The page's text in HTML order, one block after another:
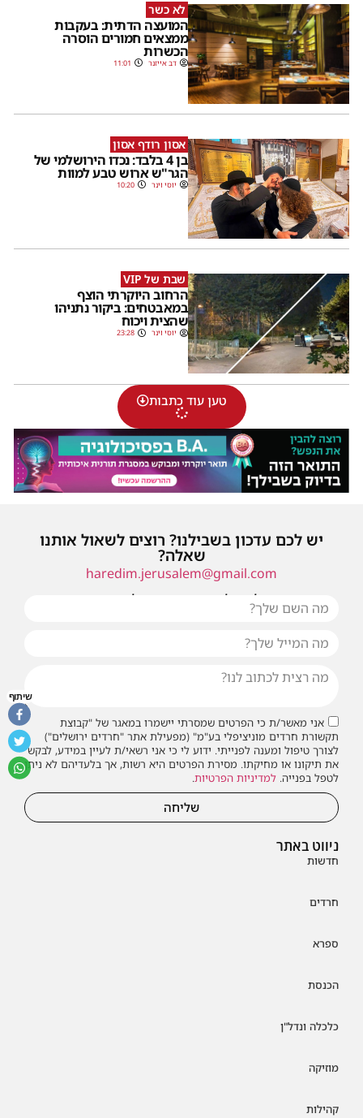
לא כשר
המועצה הדתית: בעקבות
ממצאים חמורים הוסרה
הכשרות
דב אייזנר 11:01
אסון רודף אסון
בן 4 בלבד: נכדו הירושלמי של
הגר"ש ארוש טבע למוות
יוסי וינר 10:20
שבת של VIP
הרחוב היוקרתי הוצף
במאבטחים: ביקור נתניהו
שהצית ויכוח
יוסי וינר 23:28
טען עוד כתבות
ניווט באתר
חדשות
חרדים
ספרא
הכנסת
כלכלה ונדל"ן
מוזיקה
קהילות
יש לכם עדכון בשבילנו? רוצים לשאול אותנו
שאלה?
haredim.jerusalem@gmail.com
או שילחו אלינו פנייה ונחזור אליכם בהקדם
אני מאשר/ת כי הפרטים שמסרתי יישמרו במאגר של "קבוצת
תקשורת חרדים מוניציפלי בע"מ" (מפעילת אתר "חרדים ירושלים")
לצורך טיפול ומענה לפנייתי. ידוע לי כי אני רשאי/ת לעיין במידע, לבקש
את תיקונו או מחיקתו. מסירת הפרטים היא רשות, אך בלעדיהם לא ניתן
לטפל בפנייה. למדיניות הפרטיות.
שליחה
שיתוף